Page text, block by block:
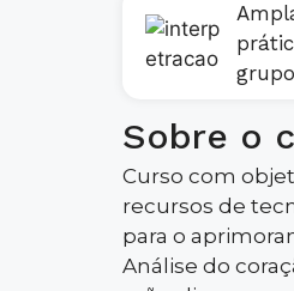
Sobre o
Curso com
recursos de
para o
Análise do